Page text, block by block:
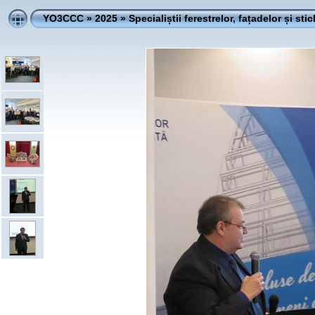
YO3CCC»2025»Specialiștii ferestrelor, fațadelor și